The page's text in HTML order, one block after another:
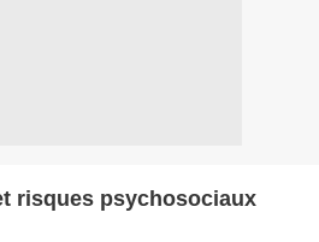
risques psychosociaux